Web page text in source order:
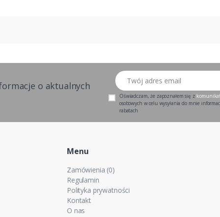
o aktualnych
Twój adres email
Oświadczam, że zapoznałem się z
osobowych w celu wysyłania do mnie
rabatach
Menu
Zamówienia (0)
Regulamin
Polityka prywatności
Kontakt
O nas